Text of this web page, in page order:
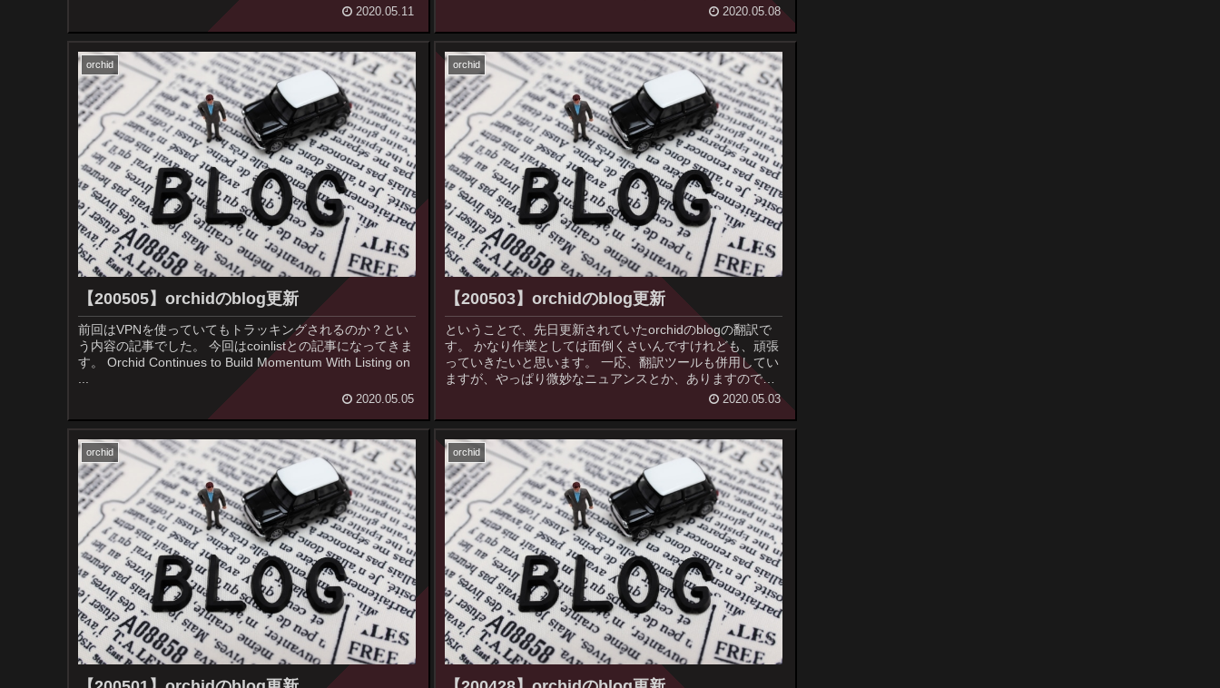
2020.05.11 2020.05.08
orchid
【200505】orchidのblog更新
前回はVPNを使っていてもトラッキングされるのか？とい
う内容の記事でした。 今回はcoinlistとの記事になってきま
す。 Orchid Continues to Build Momentum With Listing on
...
2020.05.05
orchid
【200503】orchidのblog更新
ということで、先日更新されていたorchidのblogの翻訳で
す。 かなり作業としては面倒くさいんですけれども、頑張
っていきたいと思います。 一応、翻訳ツールも併用してい
ますが、やっぱり微妙なニュアンスとか、ありますので、
2020.05.03
orchid orchid